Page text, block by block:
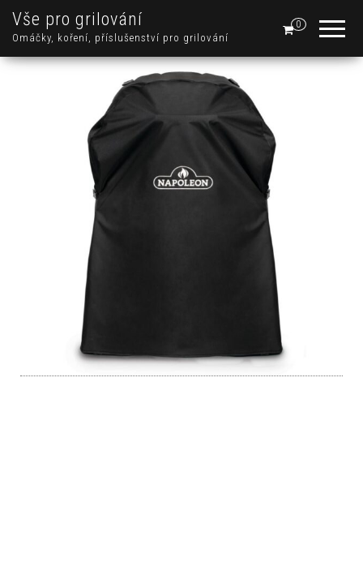
Vše pro grilování
Omáčky, koření, příslušenství pro grilování
0